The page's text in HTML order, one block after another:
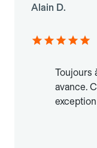
Alain D.
Toujours
avance.